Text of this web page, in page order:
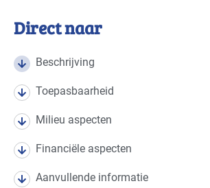
Toepasbaar voor
branches
Autobranche - autoschadeherstel
Autobranche - garage en handel
Direct naar
Beschrijving
Toepasbaarheid
Milieu aspecten
Financiële aspecten
Aanvullende informatie